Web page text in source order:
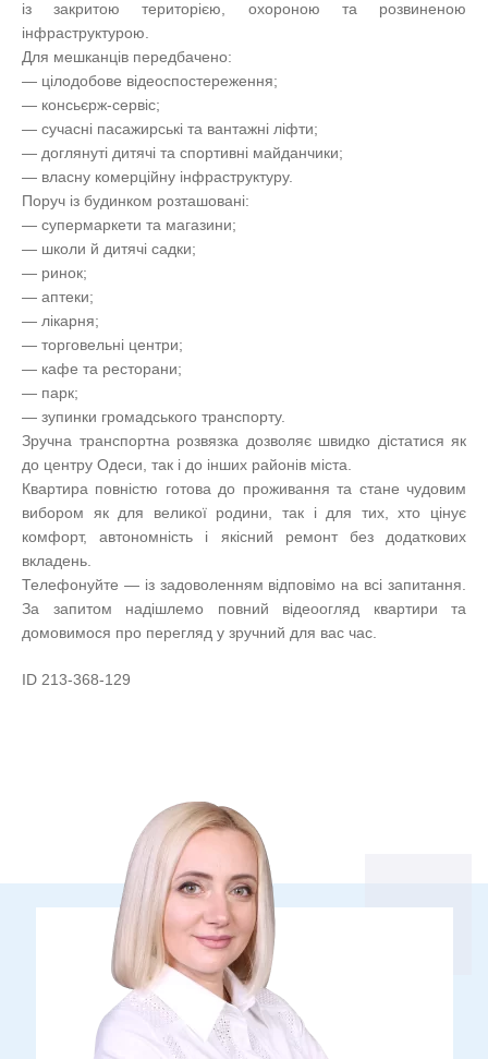
із закритою територією, охороною та розвиненою
інфраструктурою.
Для мешканців передбачено:
— цілодобове відеоспостереження;
— консьєрж-сервіс;
— сучасні пасажирські та вантажні ліфти;
— доглянуті дитячі та спортивні майданчики;
— власну комерційну інфраструктуру.
Поруч із будинком розташовані:
— супермаркети та магазини;
— школи й дитячі садки;
— ринок;
— аптеки;
— лікарня;
— торговельні центри;
— кафе та ресторани;
— парк;
— зупинки громадського транспорту.
Зручна транспортна розвязка дозволяє швидко дістатися як
до центру Одеси, так і до інших районів міста.
Квартира повністю готова до проживання та стане чудовим
вибором як для великої родини, так і для тих, хто цінує
комфорт, автономність і якісний ремонт без додаткових
вкладень.
Телефонуйте — із задоволенням відповімо на всі запитання.
За запитом надішлемо повний відеоогляд квартири та
домовимося про перегляд у зручний для вас час.
ID 213-368-129